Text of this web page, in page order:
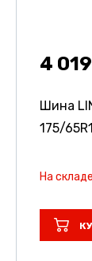
4 019
Шина
175/
На